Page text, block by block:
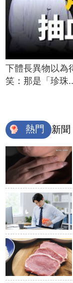
下體長異物以為
笑：那是「珍珠
熱門 新聞